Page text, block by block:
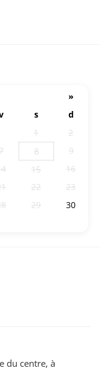
»
s
d
1
2
8
9
15
16
22
23
29
30
du centre, à